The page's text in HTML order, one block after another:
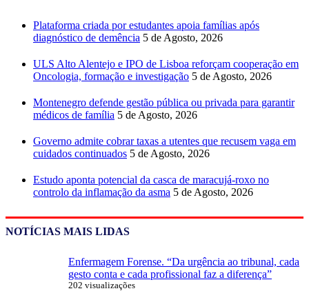
Plataforma criada por estudantes apoia famílias após
diagnóstico de demência 5 de Agosto, 2026
ULS Alto Alentejo e IPO de Lisboa reforçam cooperação em
Oncologia, formação e investigação 5 de Agosto, 2026
Montenegro defende gestão pública ou privada para garantir
médicos de família 5 de Agosto, 2026
Governo admite cobrar taxas a utentes que recusem vaga em
cuidados continuados 5 de Agosto, 2026
Estudo aponta potencial da casca de maracujá-roxo no
controlo da inflamação da asma 5 de Agosto, 2026
NOTÍCIAS MAIS LIDAS
Enfermagem Forense. “Da urgência ao tribunal, cada
gesto conta e cada profissional faz a diferença”
202 visualizações